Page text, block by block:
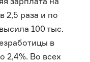
2,5 раза и по
100 тыс.
в
2,4%. Во всех